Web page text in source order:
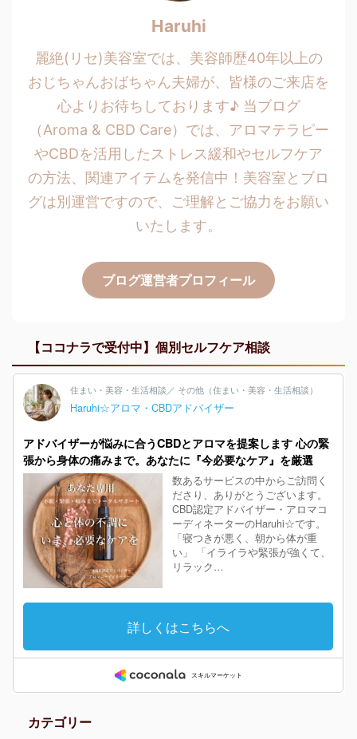
Haruhi
麗絶(リセ)美容室では、美容師歴40年以上の
おじちゃんおばちゃん夫婦が、皆様のご来店を
心よりお待ちしております♪ 当ブログ
（Aroma & CBD Care）では、アロマテラピー
やCBDを活用したストレス緩和やセルフケア
の方法、関連アイテムを発信中！美容室とブロ
グは別運営ですので、ご理解とご協力をお願い
いたします。
ブログ運営者プロフィール
【ココナラで受付中】個別セルフケア相談
カテゴリー